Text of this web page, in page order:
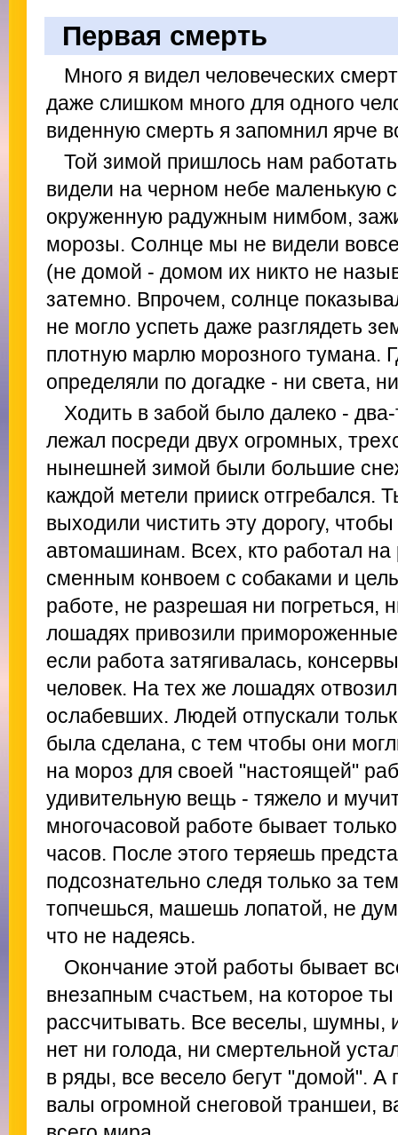
Первая смерть
Много я видел человеческих
даже слишком много для одного
виденную смерть я запомнил ярче
Той зимой пришлось нам
видели на черном небе маленькую
окруженную радужным нимбом,
морозы. Солнце мы не видели
(не домой - домом их никто не
затемно. Впрочем, солнце
не могло успеть даже разглядеть
плотную марлю морозного тумана.
определяли по догадке - ни света,
Ходить в забой было далеко -
лежал посреди двух огромных,
нынешней зимой были большие
каждой метели прииск отгребался.
выходили чистить эту дорогу,
автомашинам. Всех, кто работал на
сменным конвоем с собаками и
работе, не разрешая ни погреться,
лошадях привозили примороженные
если работа затягивалась,
человек. На тех же лошадях
ослабевших. Людей отпускали
была сделана, с тем чтобы они
на мороз для своей "настоящей"
удивительную вещь - тяжело и
многочасовой работе бывает
часов. После этого теряешь
подсознательно следя только за
топчешься, машешь лопатой, не
что не надеясь.
Окончание этой работы бывает
внезапным счастьем, на которое ты
рассчитывать. Все веселы, шумны,
нет ни голода, ни смертельной
в ряды, все весело бегут "домой".
валы огромной снеговой траншеи,